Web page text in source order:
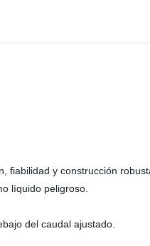
fiabilidad y construcción
líquido peligroso.
del caudal ajustado.